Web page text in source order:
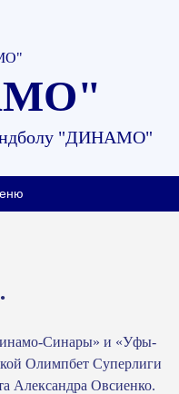
"ДИНАМО"
Синары» и «Уфы-
Олимпбет Суперлиги
Александра Овсиенко.